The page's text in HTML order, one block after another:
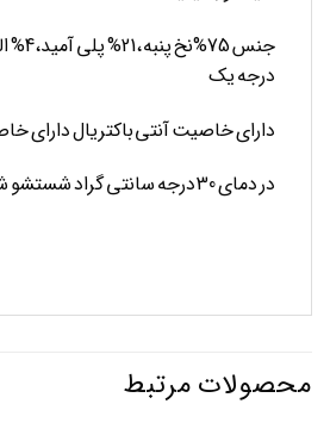
جنس
درجه یک
دارای خاصیت آنتی باکتریال دارای
در دمای 30 درجه سانتی گراد شستشو شود
محصولات مرتبط